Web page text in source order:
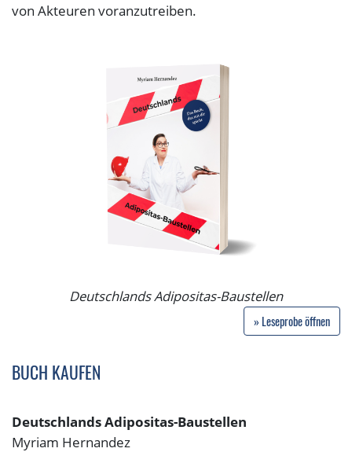
von Akteuren voranzutreiben.
Deutschlands Adipositas-Baustellen
» Leseprobe öffnen
BUCH KAUFEN
Deutschlands Adipositas-Baustellen
Myriam Hernandez